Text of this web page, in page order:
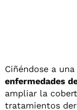
Ciñéndose a una
enfermedades
ampliar la
tratamientos